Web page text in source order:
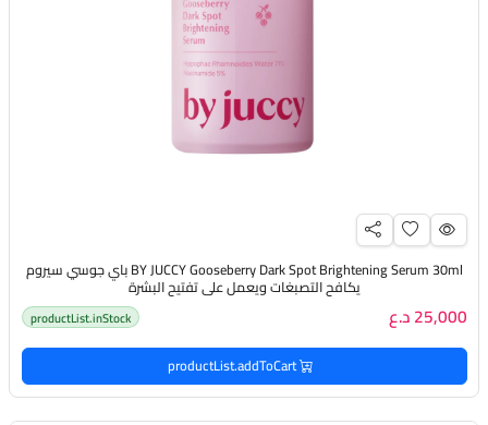
BY JUCCY Gooseberry Dark Spot Brightening Serum 30ml باي جوسي سيروم
يكافح التصبغات ويعمل على تفتيح البشرة
25,000 د.ع productList.inStock
productList.addToCart